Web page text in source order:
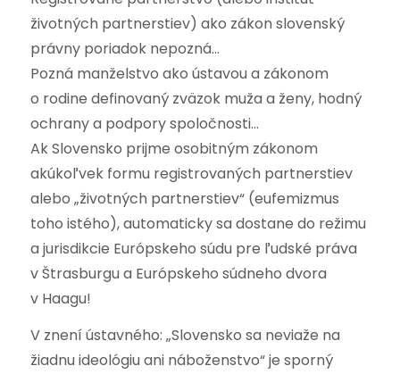
životných partnerstiev) ako zákon slovenský
právny poriadok nepozná…
Pozná manželstvo ako ústavou a zákonom
o rodine definovaný zväzok muža a ženy, hodný
ochrany a podpory spoločnosti…
Ak Slovensko prijme osobitným zákonom
akúkoľvek formu registrovaných partnerstiev
alebo „životných partnerstiev“ (eufemizmus
toho istého), automaticky sa dostane do režimu
a jurisdikcie Európskeho súdu pre ľudské práva
v Štrasburgu a Európskeho súdneho dvora
v Haagu!
V znení ústavného: „Slovensko sa neviaže na
žiadnu ideológiu ani náboženstvo“ je sporný